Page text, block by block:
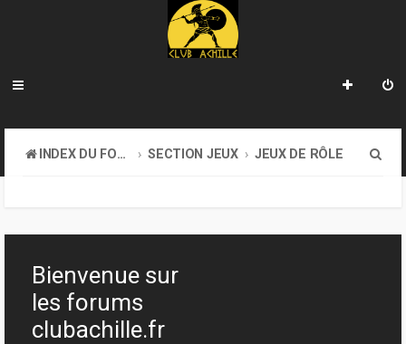
INDEX DU FORUM SECTION JEUX JEUX DE RÔLE
h
Bienvenue sur
les forums
clubachille.fr